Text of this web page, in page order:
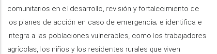
comunitarios en el desarrollo, revisión y fortalecimiento de
los planes de acción en caso de emergencia; e identifica e
integra a las poblaciones vulnerables, como los trabajadores
agrícolas, los niños y los residentes rurales que viven